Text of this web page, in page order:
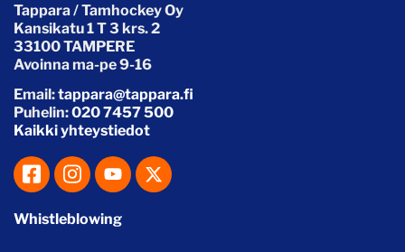
Tappara / Tamhockey Oy
Kansikatu 1 T 3 krs. 2
33100 TAMPERE
Avoinna ma-pe 9-16
Email:tappara@tappara.fi
Puhelin:020 7457 500
Kaikki yhteystiedot
Whistleblowing